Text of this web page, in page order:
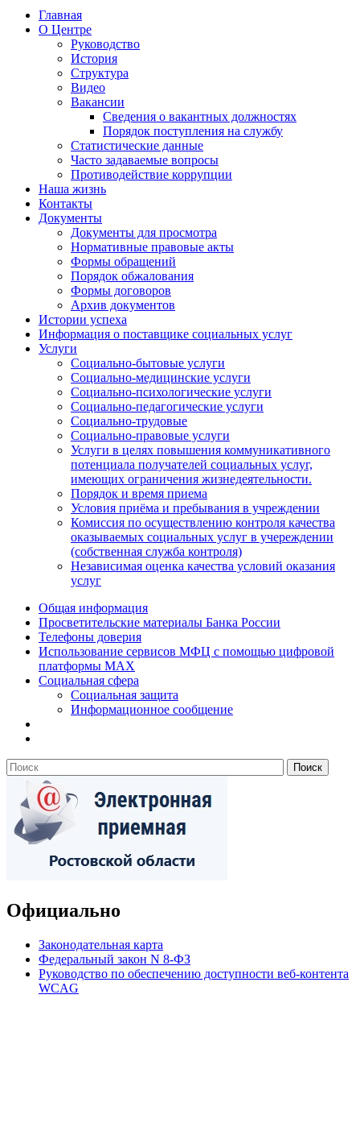
Главная
О Центре
Руководство
История
Структура
Видео
Вакансии
Сведения о вакантных должностях
Порядок поступления на службу
Статистические данные
Часто задаваемые вопросы
Противодействие коррупции
Наша жизнь
Контакты
Документы
Документы для просмотра
Нормативные правовые акты
Формы обращений
Порядок обжалования
Формы договоров
Архив документов
Истории успеха
Информация о поставщике социальных услуг
Услуги
Социально-бытовые услуги
Социально-медицинские услуги
Социально-психологические услуги
Социально-педагогические услуги
Социально-трудовые
Социально-правовые услуги
Услуги в целях повышения коммуникативного
потенциала получателей социальных услуг,
имеющих ограничения жизнедеятельности.
Порядок и время приема
Условия приёма и пребывания в учреждении
Комиссия по осуществлению контроля качества
оказываемых социальных услуг в учереждении
(собственная служба контроля)
Независимая оценка качества условий оказания
услуг
Общая информация
Просветительские материалы Банка России
Телефоны доверия
Использование сервисов МФЦ с помощью цифровой
платформы MAX
Социальная сфера
Социальная защита
Информационное сообщение
Официально
Законодательная карта
Федеральный закон N 8-ФЗ
Руководство по обеспечению доступности веб-контента
WCAG